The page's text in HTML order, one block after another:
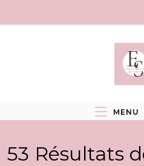
MENU
53 Résultats